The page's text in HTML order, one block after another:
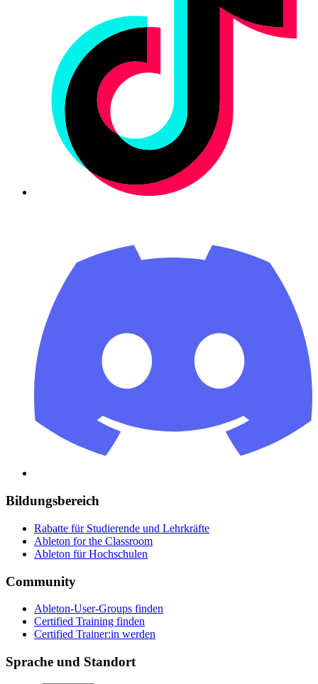
Bildungsbereich
Rabatte für Studierende und Lehrkräfte
Ableton for the Classroom
Ableton für Hochschulen
Community
Ableton-User-Groups finden
Certified Training finden
Certified Trainer:in werden
Sprache und Standort